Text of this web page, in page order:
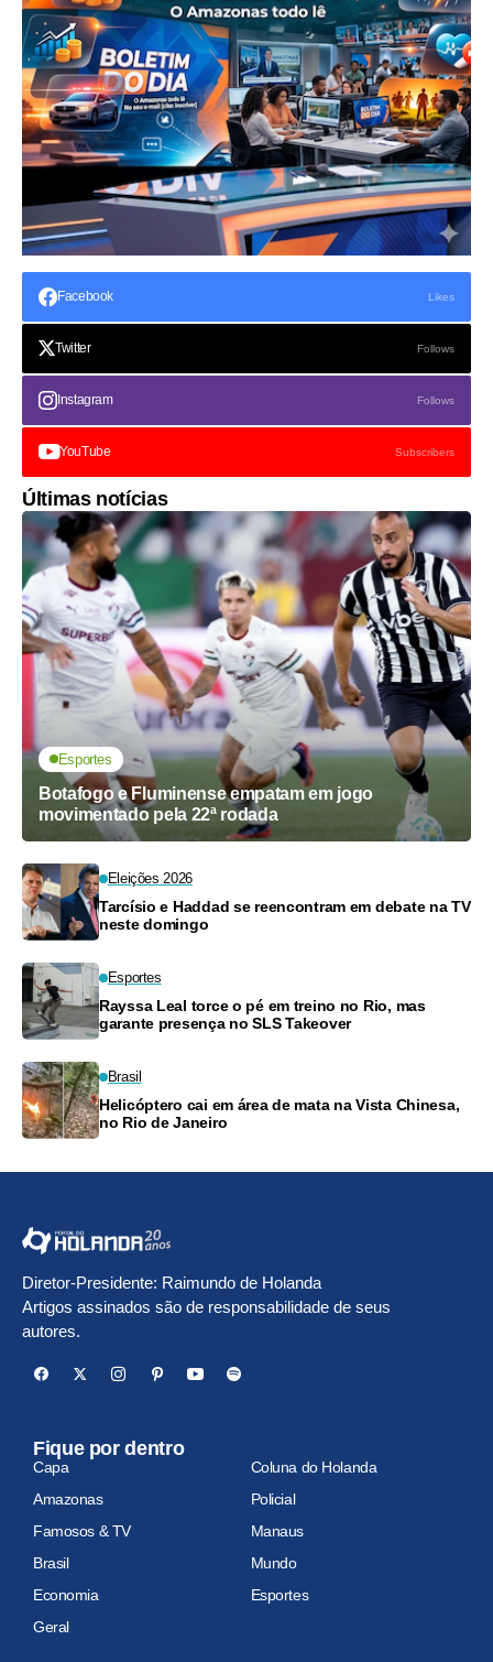
Facebook Likes
Twitter Follows
Instagram Follows
YouTube Subscribers
Últimas notícias
Esportes
Botafogo e Fluminense empatam em jogo
movimentado pela 22ª rodada
Eleições 2026
Tarcísio e Haddad se reencontram em debate na TV
neste domingo
Esportes
Rayssa Leal torce o pé em treino no Rio, mas
garante presença no SLS Takeover
Brasil
Helicóptero cai em área de mata na Vista Chinesa,
no Rio de Janeiro
Diretor-Presidente: Raimundo de Holanda
Artigos assinados são de responsabilidade de seus
autores.
Fique por dentro
Capa
Coluna do Holanda
Amazonas
Policial
Famosos & TV
Manaus
Brasil
Mundo
Economia
Esportes
Geral